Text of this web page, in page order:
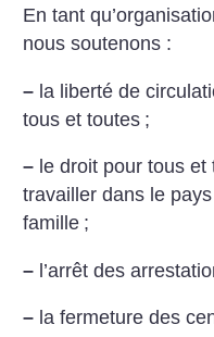
En tant
nous soutenons :
– la liberté de
tous et toutes ;
– le droit pour tous
travailler dans le
famille ;
– l’arrêt des
– la fermeture des